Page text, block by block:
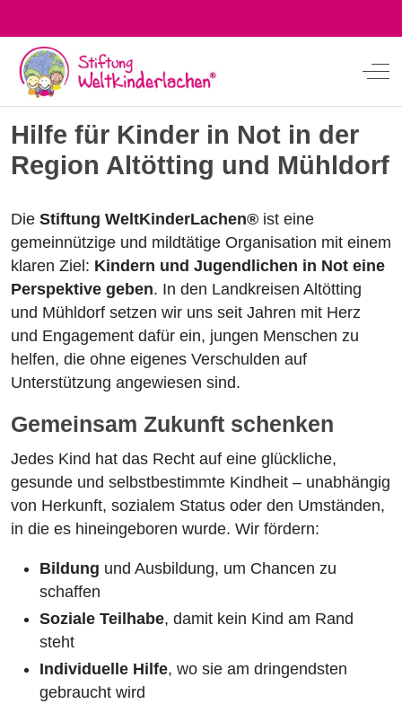
Hilfe für Kinder in Not in der
Region Altötting und Mühldorf
Die Stiftung WeltKinderLachen® ist eine
gemeinnützige und mildtätige Organisation mit einem
klaren Ziel: Kindern und Jugendlichen in Not eine
Perspektive geben. In den Landkreisen Altötting
und Mühldorf setzen wir uns seit Jahren mit Herz
und Engagement dafür ein, jungen Menschen zu
helfen, die ohne eigenes Verschulden auf
Unterstützung angewiesen sind.
Gemeinsam Zukunft schenken
Jedes Kind hat das Recht auf eine glückliche,
gesunde und selbstbestimmte Kindheit – unabhängig
von Herkunft, sozialem Status oder den Umständen,
in die es hineingeboren wurde. Wir fördern:
Bildung und Ausbildung, um Chancen zu
schaffen
Soziale Teilhabe, damit kein Kind am Rand
steht
Individuelle Hilfe, wo sie am dringendsten
gebraucht wird